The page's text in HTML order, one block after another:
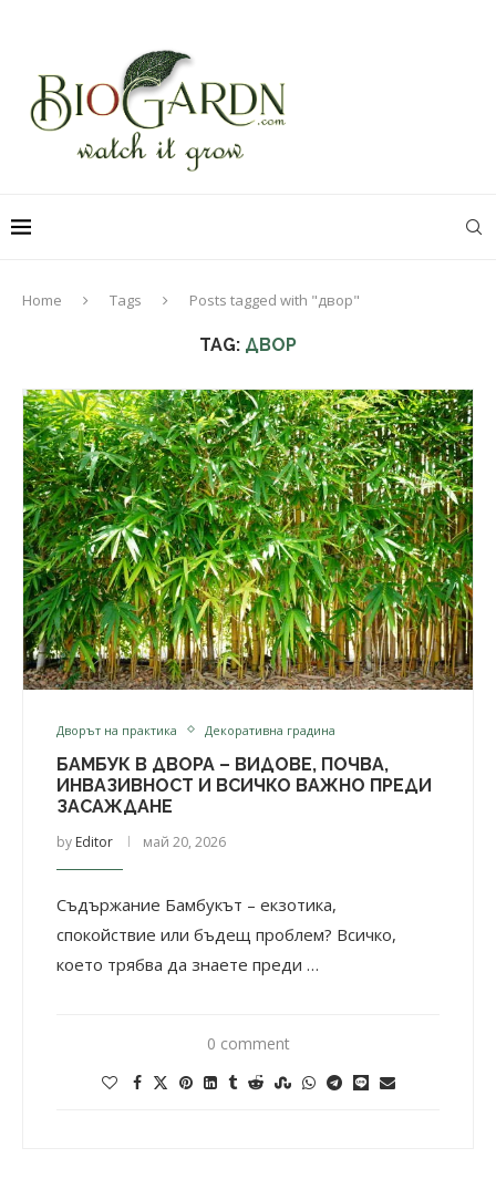
Home Tags Posts tagged with "двор"
TAG: ДВОР
Дворът на практика Декоративна градина
БАМБУК В ДВОРА – ВИДОВЕ, ПОЧВА,
ИНВАЗИВНОСТ И ВСИЧКО ВАЖНО ПРЕДИ
ЗАСАЖДАНЕ
by Editor май 20, 2026
Съдържание Бамбукът – екзотика,
спокойствие или бъдещ проблем? Всичко,
което трябва да знаете преди …
0 comment